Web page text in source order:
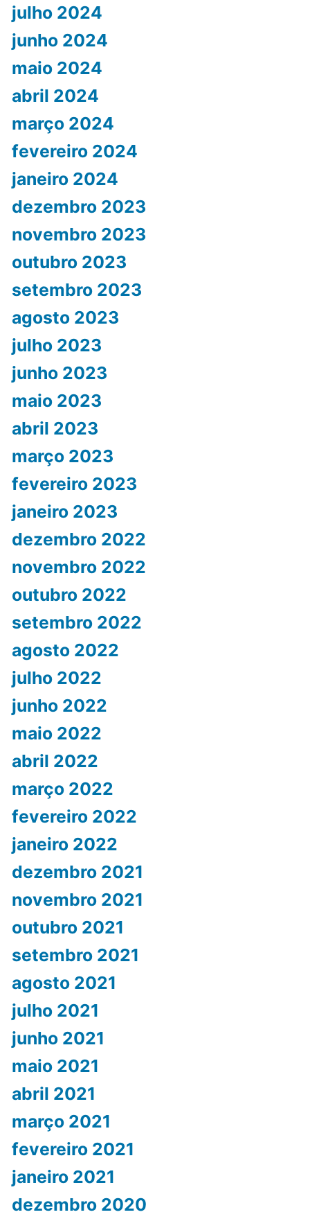
julho 2024
junho 2024
maio 2024
abril 2024
março 2024
fevereiro 2024
janeiro 2024
dezembro 2023
novembro 2023
outubro 2023
setembro 2023
agosto 2023
julho 2023
junho 2023
maio 2023
abril 2023
março 2023
fevereiro 2023
janeiro 2023
dezembro 2022
novembro 2022
outubro 2022
setembro 2022
agosto 2022
julho 2022
junho 2022
maio 2022
abril 2022
março 2022
fevereiro 2022
janeiro 2022
dezembro 2021
novembro 2021
outubro 2021
setembro 2021
agosto 2021
julho 2021
junho 2021
maio 2021
abril 2021
março 2021
fevereiro 2021
janeiro 2021
dezembro 2020